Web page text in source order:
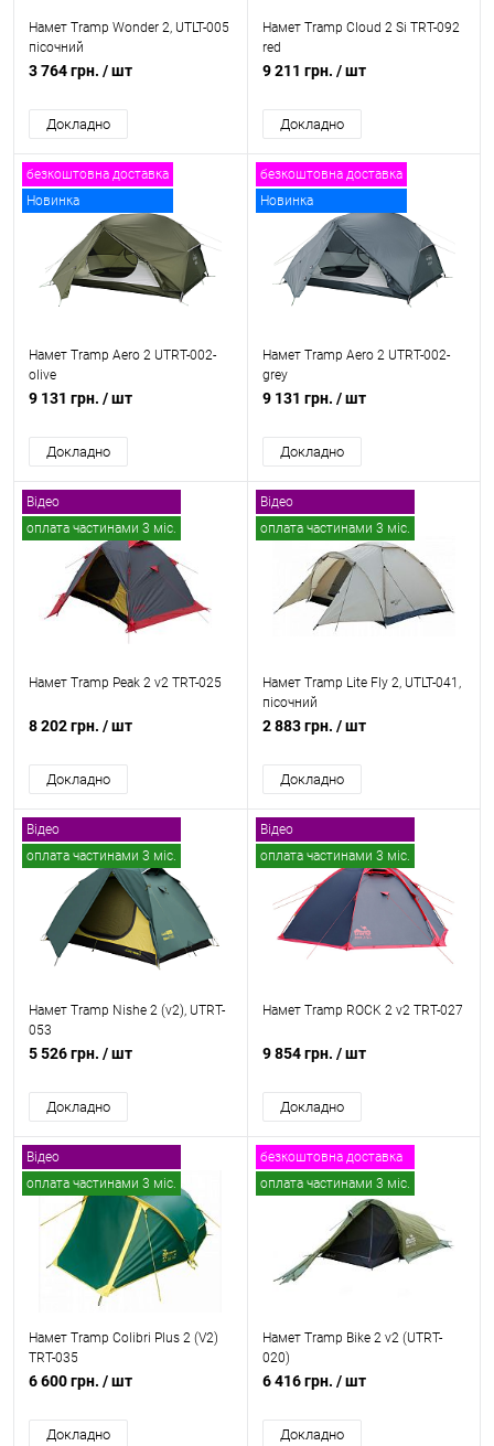
Намет Tramp Wonder 2, UTLT-005
пісочний
3 764 грн. / шт
Докладно
Намет Tramp Cloud 2 Si TRT-092
red
9 211 грн. / шт
Докладно
безкоштовна доставка
Новинка
Намет Tramp Aero 2 UTRT-002-
olive
9 131 грн. / шт
Докладно
безкоштовна доставка
Новинка
Намет Tramp Aero 2 UTRT-002-
grey
9 131 грн. / шт
Докладно
Відео
оплата частинами 3 міс.
безкоштовна доставка
Намет Tramp Peak 2 v2 TRT-025
8 202 грн. / шт
Докладно
Відео
оплата частинами 3 міс.
безкоштовна доставка
Намет Tramp Lite Fly 2, UТLT-041,
пісочний
2 883 грн. / шт
Докладно
Відео
оплата частинами 3 міс.
безкоштовна доставка
Намет Tramp Nishe 2 (v2), UTRT-
053
5 526 грн. / шт
Докладно
Відео
оплата частинами 3 міс.
безкоштовна доставка
Намет Tramp ROCK 2 v2 TRT-027
9 854 грн. / шт
Докладно
Відео
оплата частинами 3 міс.
безкоштовна доставка
Намет Tramp Colibri Plus 2 (V2)
TRT-035
6 600 грн. / шт
Докладно
безкоштовна доставка
оплата частинами 3 міс.
Намет Tramp Bike 2 v2 (UTRT-
020)
6 416 грн. / шт
Докладно